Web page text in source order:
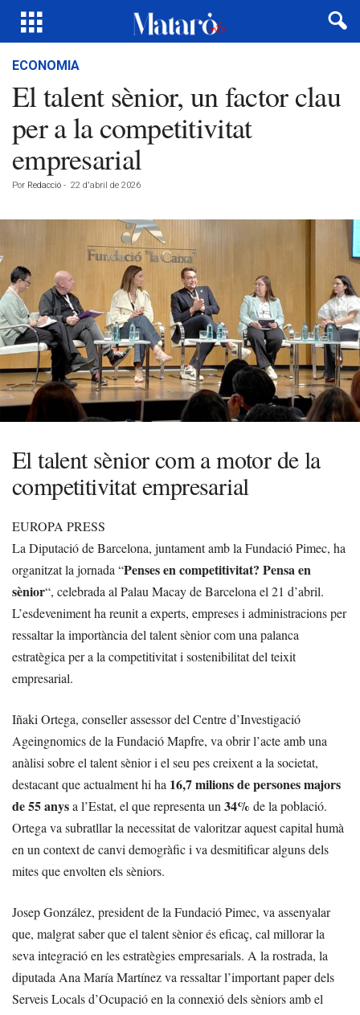
ECONOMIA
El talent sènior, un factor clau
per a la competitivitat
empresarial
Por Redacció - 22 d'abril de 2026
El talent sènior com a motor de la
competitivitat empresarial
EUROPA PRESS
La Diputació de Barcelona, juntament amb la Fundació Pimec, ha
organitzat la jornada “Penses en competitivitat? Pensa en
sènior“, celebrada al Palau Macay de Barcelona el 21 d’abril.
L’esdeveniment ha reunit a experts, empreses i administracions per
ressaltar la importància del talent sènior com una palanca
estratègica per a la competitivitat i sostenibilitat del teixit
empresarial.
Iñaki Ortega, conseller assessor del Centre d’Investigació
Ageingnomics de la Fundació Mapfre, va obrir l’acte amb una
anàlisi sobre el talent sènior i el seu pes creixent a la societat,
destacant que actualment hi ha 16,7 milions de persones majors
de 55 anysa l’Estat, el que representa un 34% de la població.
Ortega va subratllar la necessitat de valoritzar aquest capital humà
en un context de canvi demogràfic i va desmitificar alguns dels
mites que envolten els sèniors.
Josep González, president de la Fundació Pimec, va assenyalar
que, malgrat saber que el talent sènior és eficaç, cal millorar la
seva integració en les estratègies empresarials. A la rostrada, la
diputada Ana María Martínez va ressaltar l’important paper dels
Serveis Locals d’Ocupació en la connexió dels sèniors amb el